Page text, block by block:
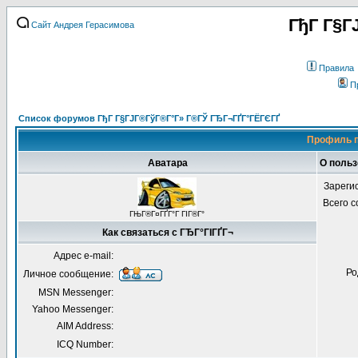
Сайт Андрея Герасимова ГђГ
Правила
Список форумов ГђГ Г§ГЈГ®ГўГ®Г°Г» Г®ГЎ ГЂГ¬ГҐГ°ГЁГЄГҐ
Профиль
Аватара О
ГЊГ®Г¤ГҐГ°Г ГІГ®Г°
Всего
Как связаться с ГЂГ°ГІГҐГ¬
Адрес e-mail:
Личное сообщение:
MSN Messenger:
Yahoo Messenger:
AIM Address:
ICQ Number: